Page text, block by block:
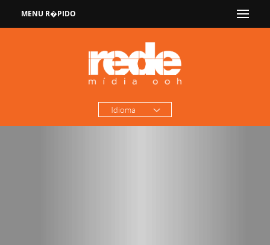
MENU R�PIDO
Idioma